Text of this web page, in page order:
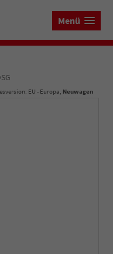
Menü
EU - Europa, Neuwagen